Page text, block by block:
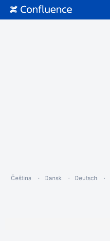
Čeština Dansk Deutsch